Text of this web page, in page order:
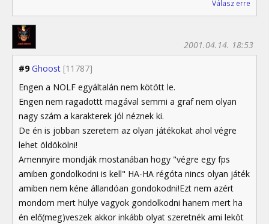
Válasz erre
#9 Ghoost [11787]
2001.04.14. 18:53
Engen a NOLF egyáltalán nem kötött le.
Engen nem ragadottt magával semmi a graf nem olyan
nagy szám a karakterek jól néznek ki.
De én is jobban szeretem az olyan játékokat ahol végre
lehet öldökölni!
Amennyire mondják mostanában hogy "végre egy fps
amiben gondolkodni is kell" HA-HA régóta nincs olyan játék
amiben nem kéne állandóan gondokodni!Ezt nem azért
mondom mert hülye vagyok gondolkodni hanem mert ha
én elő(meg)veszek akkor inkább olyat szeretnék ami leköt